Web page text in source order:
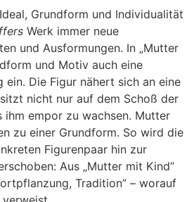
Grundform und Individualität
Werk immer neue
und Ausformungen. In „Mutter
und Motiv auch eine
ein. Die Figur nähert sich an eine
nicht nur auf dem Schoß der
ihm empor zu wachsen. Mutter
zu einer Grundform. So wird die
Figurenpaar hin zur
Aus „Mutter mit Kind”
Tradition” – worauf